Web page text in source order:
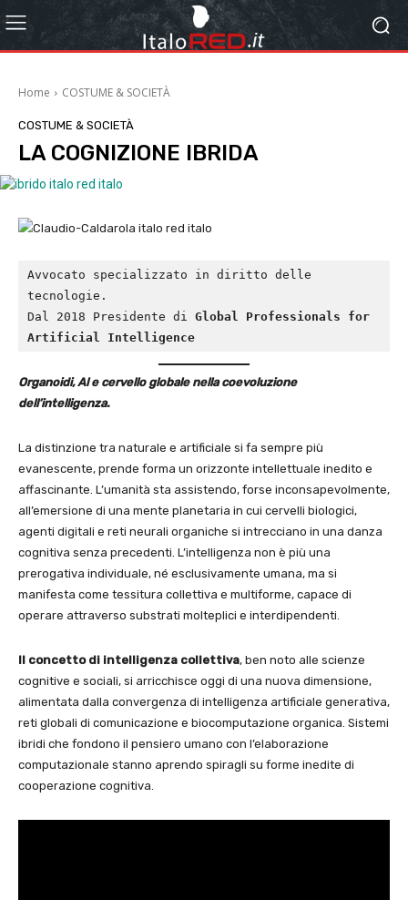
Home COSTUME & SOCIETÀ
COSTUME & SOCIETÀ
LA COGNIZIONE IBRIDA
Avvocato specializzato in diritto delle
tecnologie.
Dal 2018 Presidente di Global Professionals for
Artificial Intelligence
Organoidi, Al e cervello globale nella coevoluzione
dell’intelligenza.
La distinzione tra naturale e artificiale si fa sempre più
evanescente, prende forma un orizzonte intellettuale inedito e
affascinante. L’umanità sta assistendo, forse inconsapevolmente,
all’emersione di una mente planetaria in cui cervelli biologici,
agenti digitali e reti neurali organiche si intrecciano in una danza
cognitiva senza precedenti. L’intelligenza non è più una
prerogativa individuale, né esclusivamente umana, ma si
manifesta come tessitura collettiva e multiforme, capace di
operare attraverso substrati molteplici e interdipendenti.
Il concetto di intelligenza collettiva, ben noto alle scienze
cognitive e sociali, si arricchisce oggi di una nuova dimensione,
alimentata dalla convergenza di intelligenza artificiale generativa,
reti globali di comunicazione e biocomputazione organica. Sistemi
ibridi che fondono il pensiero umano con l’elaborazione
computazionale stanno aprendo spiragli su forme inedite di
cooperazione cognitiva.